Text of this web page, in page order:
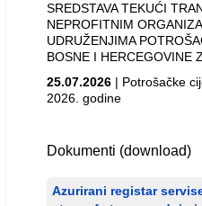
SREDSTAVA TEKUĆI
NEPROFITNIM
UDRUŽENJIMA
BOSNE I HERCEGOVINE
25.07.2026 | Potrošačke
2026. godine
Dokumenti (download)
Azurirani registar